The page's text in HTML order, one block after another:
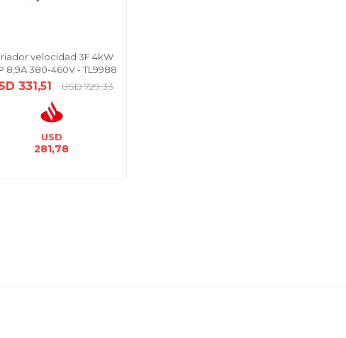
velocidad 3F 4kW
8,9A 380-460V - TL9988
331,51 USD 729,33
USD
281,78